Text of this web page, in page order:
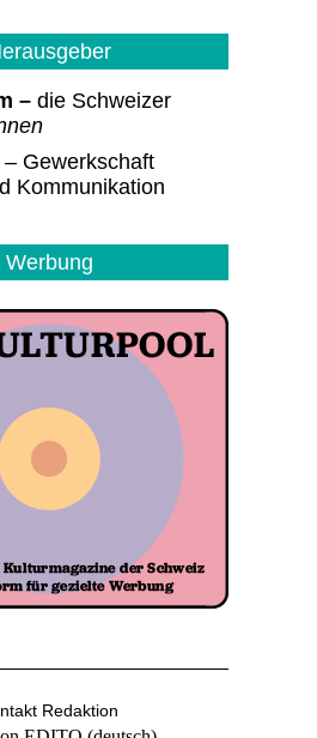
– die Schweizer
– Gewerkschaft
Kommunikation
Werbung
Redaktion
EDITO (deutsch)
EDITO (en français)
Sie uns
bestellen